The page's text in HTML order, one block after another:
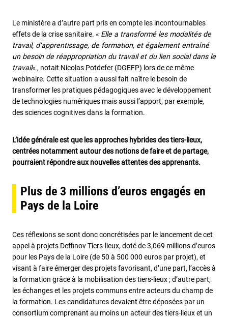
Le ministère a d’autre part pris en compte les incontournables
effets de la crise sanitaire. « Elle a transformé les modalités de
travail, d’apprentissage, de formation, et également entraîné
un besoin de réappropriation du travail et du lien social dans le
travail« , notait Nicolas Potdefer (DGEFP) lors de ce même
webinaire. Cette situation a aussi fait naître le besoin de
transformer les pratiques pédagogiques avec le développement
de technologies numériques mais aussi l’apport, par exemple,
des sciences cognitives dans la formation.
L’idée générale est que les approches hybrides des tiers-lieux,
centrées notamment autour des notions de faire et de partage,
pourraient répondre aux nouvelles attentes des apprenants.
Plus de 3 millions d’euros engagés en
Pays de la Loire
Ces réflexions se sont donc concrétisées par le lancement de cet
appel à projets Deffinov Tiers-lieux, doté de 3,069 millions d’euros
pour les Pays de la Loire (de 50 à 500 000 euros par projet), et
visant à faire émerger des projets favorisant, d’une part, l’accès à
la formation grâce à la mobilisation des tiers-lieux ; d’autre part,
les échanges et les projets communs entre acteurs du champ de
la formation. Les candidatures devaient être déposées par un
consortium comprenant au moins un acteur des tiers-lieux et un